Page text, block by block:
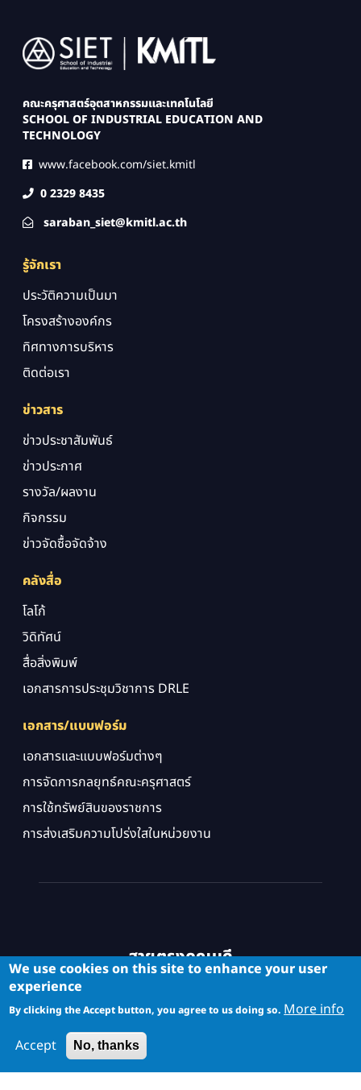
Image
คณะครุศาสตร์อุตสาหกรรมและเทคโนโลยี
SCHOOL OF INDUSTRIAL EDUCATION AND
TECHNOLOGY
www.facebook.com/siet.kmitl
0 2329 8435
saraban_siet@kmitl.ac.th
รู้จักเรา
ประวัติความเป็นมา
โครงสร้างองค์กร
ทิศทางการบริหาร
ติดต่อเรา
ข่าวสาร
ข่าวประชาสัมพันธ์
ข่าวประกาศ
รางวัล/ผลงาน
กิจกรรม
ข่าวจัดซื้อจัดจ้าง
คลังสื่อ
โลโก้
วิดิทัศน์
สื่อสิ่งพิมพ์
เอกสารการประชุมวิชาการ DRLE
เอกสาร/แบบฟอร์ม
เอกสารและแบบฟอร์มต่างๆ
การจัดการกลยุทธ์คณะครุศาสตร์
การใช้ทรัพย์สินของราชการ
การส่งเสริมความโปร่งใสในหน่วยงาน
สายตรงคณบดี
We use cookies on this site to enhance your user
experience
By clicking the Accept button, you agree to us doing so. More info
Accept
No, thanks